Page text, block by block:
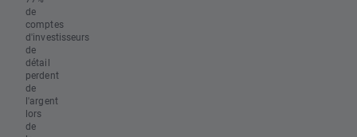
de
comptes
d'investisseurs
de
détail
perdent
de
l'argent
lors
de